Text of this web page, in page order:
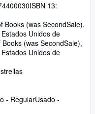
ISBN 13:
Books (was SecondSale),
Unidos de
Books (was SecondSale),
Unidos de
- RegularUsado -